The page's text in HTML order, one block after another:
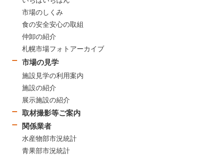
市場のしくみ
食の安全安心の取組
仲卸の紹介
札幌市場フォトアーカイブ
市場の見学
施設見学の利用案内
施設の紹介
展示施設の紹介
取材撮影等ご案内
関係業者
水産物部市況統計
青果部市況統計